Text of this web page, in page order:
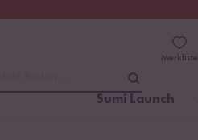
Merkliste
Sumi Launch